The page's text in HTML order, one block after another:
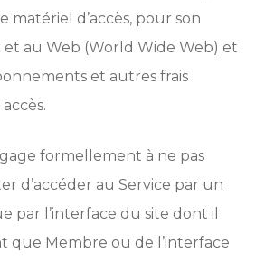
matériel d’accès, pour son
et au Web (World Wide Web) et
et autres frais
formellement à ne pas
d’accéder au Service par un
par l’interface du site dont il
que Membre ou de l’interface